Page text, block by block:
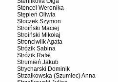
Stencel Weronika
Stępień Oliwia
Stoczek Szymon
Stroiński Maciej
Stroiński Mikołaj
Stronciwilk Agata
Strózik Sabina
Strózik Rafał
Strumień Jakub
Strycharski Dominik
Strzałkowska (Szumiec) Anna